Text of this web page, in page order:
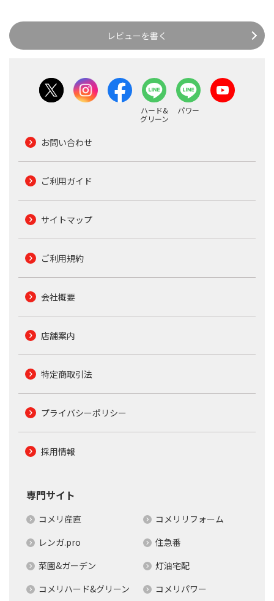
レビューを書く
ハード&
グリーン
パワー
お問い合わせ
ご利用ガイド
サイトマップ
ご利用規約
会社概要
店舗案内
特定商取引法
プライバシーポリシー
採用情報
専門サイト
コメリ産直
コメリリフォーム
レンガ.pro
住急番
菜園&ガーデン
灯油宅配
コメリハード&グリーン
コメリパワー